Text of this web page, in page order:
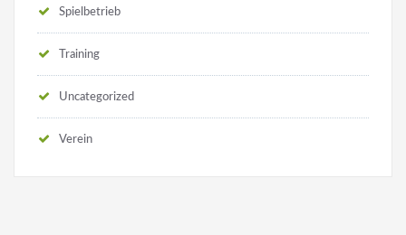
Spielbetrieb
Training
Uncategorized
Verein